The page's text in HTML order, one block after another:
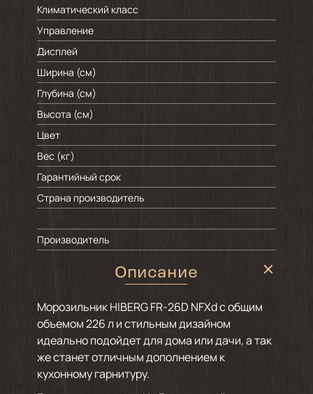
Климатический класс
Управление
Дисплей
Ширина (см)
Глубина (см)
Высота (см)
Цвет
Вес (кг)
Гарантийный срок
Страна производитель
Производитель
Описание
Морозильник HIBERG FR-26D NFXd с общим
объемом 226 л и стильным дизайном
идеально подойдет для дома или дачи, а так
же станет отличным дополнением к
кухонному гарнитуру.